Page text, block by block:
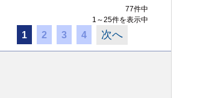
77件中
1～25件を表示中
1 2 3 4 次へ